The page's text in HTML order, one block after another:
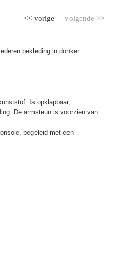
volgende >>
<< vorige
bekleding in donker
Is opklapbaar,
De armsteun is voorzien van
begeleid met een